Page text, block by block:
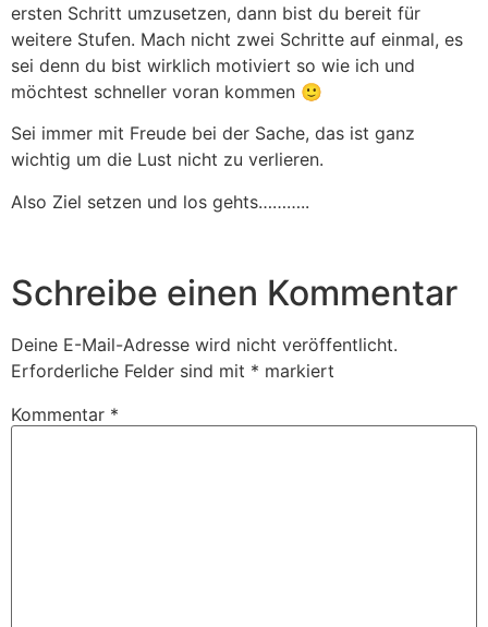
ersten Schritt umzusetzen, dann bist du bereit für
weitere Stufen. Mach nicht zwei Schritte auf einmal, es
sei denn du bist wirklich motiviert so wie ich und
möchtest schneller voran kommen 🙂
Sei immer mit Freude bei der Sache, das ist ganz
wichtig um die Lust nicht zu verlieren.
Also Ziel setzen und los gehts………..
Schreibe einen Kommentar
Deine E-Mail-Adresse wird nicht veröffentlicht.
Erforderliche Felder sind mit * markiert
Kommentar *